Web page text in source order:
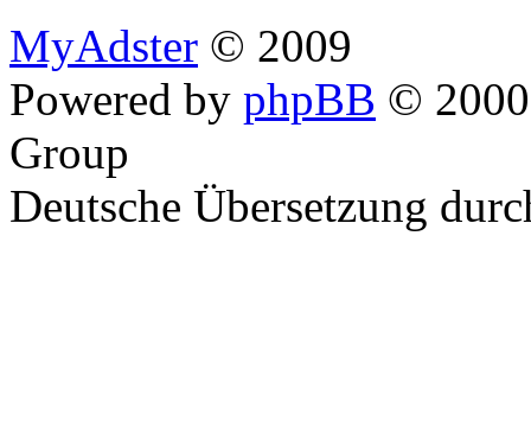
MyAdster © 2009
Powered by phpBB ©
Group
Deutsche Übersetzung